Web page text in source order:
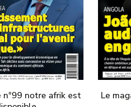
n°99 notre afrik est
Le